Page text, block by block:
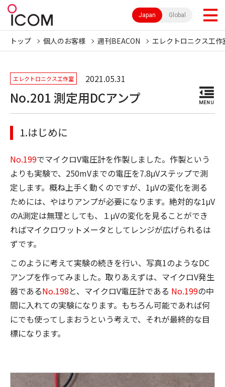
Japan Global
トップ 個人のお客様 週刊BEACON エレクトロニクス工作
エレクトロニクス工作室 2021.05.31
No.201 測定用DCアンプ MENU
1.はじめに
No.199でマイクロV電圧計を作製しました。作製という
よりも実験で、250mVまでの電圧を7.8μVステップで測
定します。概ね上手く動くのですが、1μVの変化を測る
ためには、やはりアンプが必要になります。絶対的な1μV
のA測定は無理としても、１μVの変化を見ることができ
ればマイクロワットメータとしてレンジが広げられるは
ずです。
このように考えて実験の続きを行い、写真1のようなDC
アンプを作ってみました。取りあえずは、マイクロV発生
器であるNo.198と、マイクロV電圧計である No.199の中
間に入れての実験になります。もちろん可能であれば何
にでも使ってしまおうという考えで、それが最終的な目
標になります。